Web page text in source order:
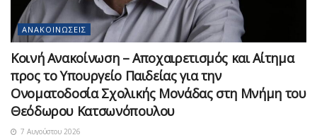
ΑΝΑΚΟΙΝΏΣΕΙΣ
Κοινή Ανακοίνωση – Αποχαιρετισμός και Αίτημα
προς το Υπουργείο Παιδείας για την
Ονοματοδοσία Σχολικής Μονάδας στη Μνήμη του
Θεόδωρου Κατσωνόπουλου
7 Αυγούστου 2026